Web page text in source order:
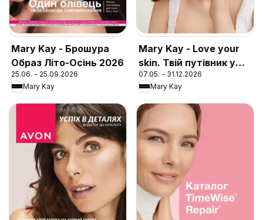
Mary Kay - Брошура
Образ Літо-Осінь 2026
25.06. - 25.09.2026
Mary Kay
Mary Kay - Love your
skin. Твій путівник у
догляді за шкірою
07.05. - 31.12.2026
Mary Kay